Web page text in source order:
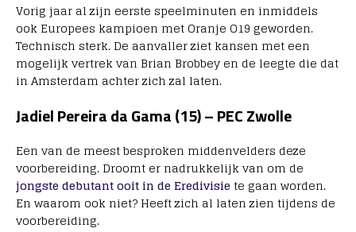
Vorig jaar al zijn eerste speelminuten en inmiddels
ook Europees kampioen met Oranje O19 geworden.
Technisch sterk. De aanvaller ziet kansen met een
mogelijk vertrek van Brian Brobbey en de leegte die dat
in Amsterdam achter zich zal laten.
Jadiel Pereira da Gama (15) – PEC Zwolle
Een van de meest besproken middenvelders deze
voorbereiding. Droomt er nadrukkelijk van om de
jongste debutant ooit in de Eredivisie te gaan worden.
En waarom ook niet? Heeft zich al laten zien tijdens de
voorbereiding.